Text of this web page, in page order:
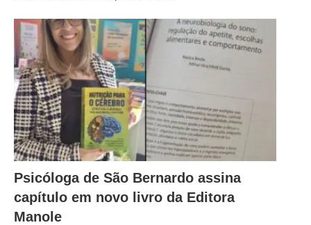
Psicóloga de São Bernardo assina
capítulo em novo livro da Editora
Manole